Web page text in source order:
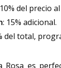
del precio
: 15% adicional.
del total,
Rosa es